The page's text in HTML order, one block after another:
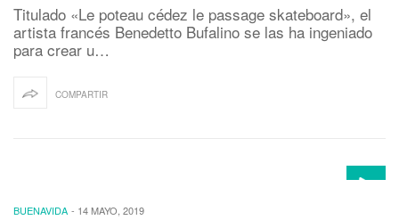
Titulado «Le poteau cédez le passage skateboard», el
artista francés Benedetto Bufalino se las ha ingeniado
para crear u…
COMPARTIR
BUENAVIDA - 14 MAYO, 2019